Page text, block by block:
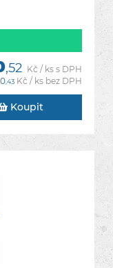
,52 Kč / ks s DPH
0,43 Kč / ks bez DPH
Koupit